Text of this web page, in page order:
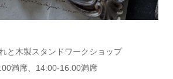
と木製スタンドワークショップ
満席、14:00-16:00満席